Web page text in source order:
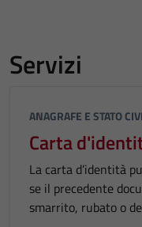
Servizi
ANAGRAFE E STATO
Carta
La carta d’identità
se il precedente
smarrito, rubato o